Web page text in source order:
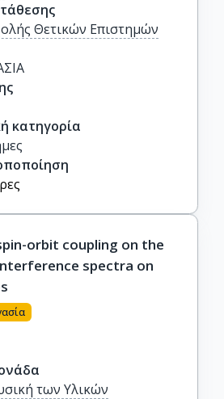
Θετικών Επιστημών
κατηγορία
orbit coupling on the
spectra on
των Υλικών